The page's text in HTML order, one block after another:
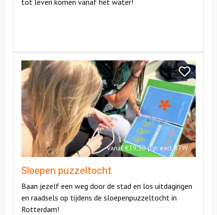
tot leven komen vanaf het water!
Bekijk
Sloepen
vanaf €39,50 p.p. excl BTW
Sloepen puzzeltocht
Baan jezelf een weg door de stad en los uitdagingen
en raadsels op tijdens de sloepenpuzzeltocht in
Rotterdam!
Bekijk
Sloepen
puzzeltocht